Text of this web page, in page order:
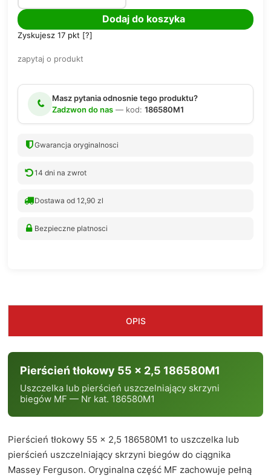
Dodaj do koszyka
Zyskujesz 17 pkt [?]
zapytaj o produkt
Masz pytania odnosnie tego produktu?
Zadzwon do nas — kod: 186580M1
Gwarancja oryginalnosci
14 dni na zwrot
Dostawa od 12,90 zl
Bezpieczne platnosci
OPIS
Pierścień tłokowy 55 x 2,5 186580M1
Uszczelka lub pierścień uszczelniający skrzyni
biegów MF — Nr kat. 186580M1
Pierścień tłokowy 55 x 2,5 186580M1 to uszczelka lub
pierścień uszczelniający skrzyni biegów do ciągnika
Massey Ferguson. Oryginalna część MF zachowuje pełną